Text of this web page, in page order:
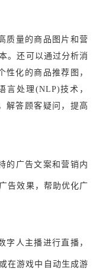
质量的商品图片和营
。还可以通过分析消
性化的商品推荐图，
言处理(NLP)技术，
解答顾客疑问，提高
的广告文案和营销内
告效果，帮助优化广
字人主播进行直播，
在游戏中自动生成游